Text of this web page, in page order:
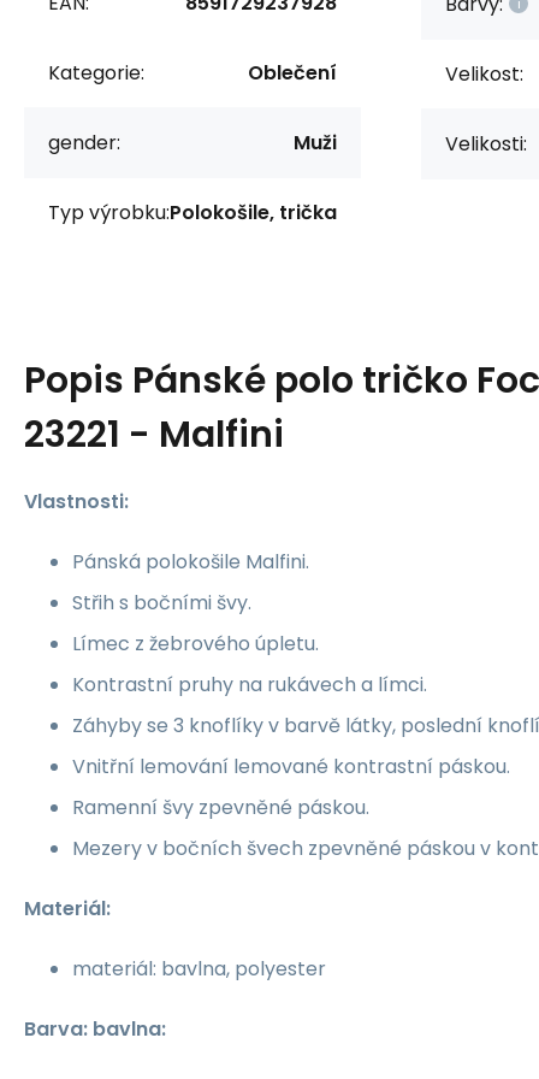
Kategorie: Oblečení
gender: Muži
Typ výrobku:Polokošile, trička
Velikost:
Velikosti:
Popis Pánské polo tričko
23221 - Malfini
Vlastnosti:
Pánská polokošile Malfini.
Střih s bočními švy.
Límec z žebrového úpletu.
Kontrastní pruhy na rukávech a límci.
Záhyby se 3 knoflíky v barvě látky, poslední
Vnitřní lemování lemované kontrastní páskou.
Ramenní švy zpevněné páskou.
Mezery v bočních švech zpevněné páskou v
Materiál:
materiál: bavlna, polyester
Barva: bavlna: